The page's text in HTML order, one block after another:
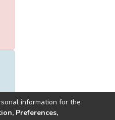
information for the
Preferences,